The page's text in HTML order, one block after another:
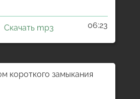
Скачать mp3 06:23
короткого замыкания